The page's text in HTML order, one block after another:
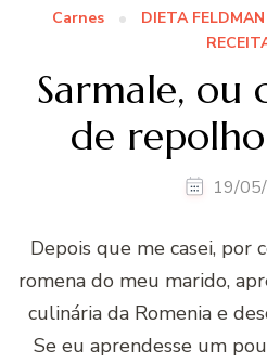
Carnes
DIETA
Sarmale, ou
de
19/
Depois que me casei, por
romena do meu marido,
culinária da Romenia e
Se eu aprendesse um